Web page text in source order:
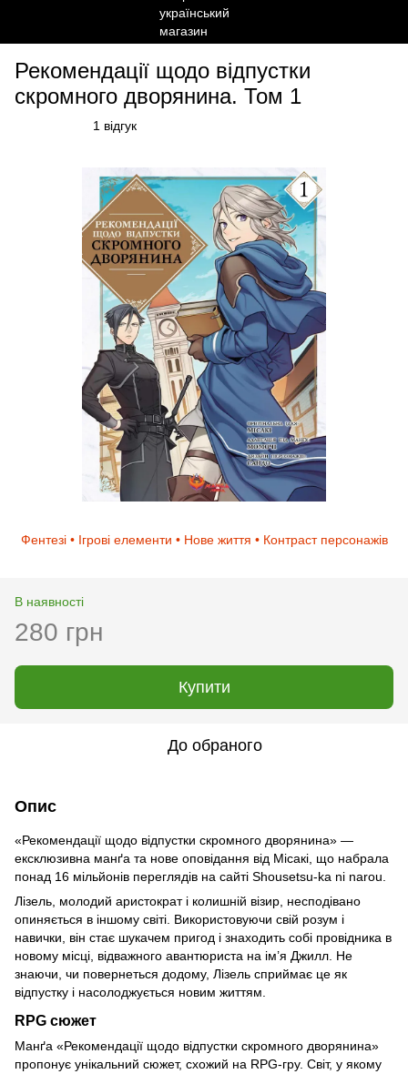
Рекомендації щодо відпустки
скромного дворянина. Том 1
1 відгук
Фентезі • Ігрові елементи • Нове життя • Контраст персонажів
В наявності
280 грн
Купити
До обраного
Опис
«Рекомендації щодо відпустки скромного дворянина» —
ексклюзивна манґа та нове оповідання від Місакі, що набрала
понад 16 мільйонів переглядів на сайті Shousetsu-ka ni narou.
Лізель, молодий аристократ і колишній візир, несподівано
опиняється в іншому світі. Використовуючи свій розум і
навички, він стає шукачем пригод і знаходить собі провідника в
новому місці, відважного авантюриста на ім’я Джилл. Не
знаючи, чи повернеться додому, Лізель сприймає це як
відпустку і насолоджується новим життям.
RPG сюжет
Манґа «Рекомендації щодо відпустки скромного дворянина»
пропонує унікальний сюжет, схожий на RPG-гру. Світ, у якому